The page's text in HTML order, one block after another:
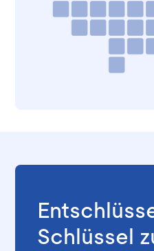
Schlüssel